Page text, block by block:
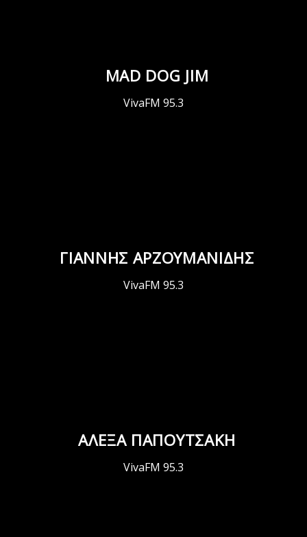
MAD DOG JIM
VivaFM 95.3
ΓΙΑΝΝΗΣ ΑΡΖΟΥΜΑΝΙΔΗΣ
VivaFM 95.3
ΑΛΕΞΑ ΠΑΠΟΥΤΣΑΚΗ
VivaFM 95.3